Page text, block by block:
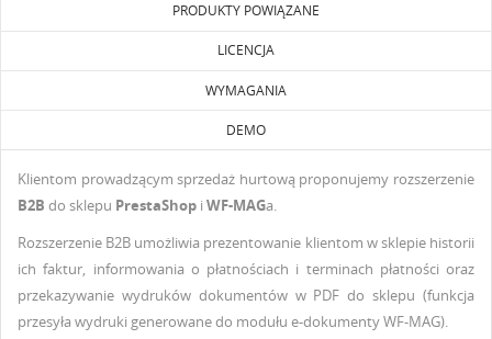
PRODUKTY POWIĄZANE
LICENCJA
WYMAGANIA
DEMO
Klientom prowadzącym sprzedaż hurtową proponujemy rozszerzenie
B2B do sklepu PrestaShop i WF-MAGa.
Rozszerzenie B2B umożliwia prezentowanie klientom w sklepie historii
ich faktur, informowania o płatnościach i terminach płatności oraz
przekazywanie wydruków dokumentów w PDF do sklepu (funkcja
przesyła wydruki generowane do modułu e-dokumenty WF-MAG).
DODAJ DO LISTY ŻYCZEŃ
UTWÓRZ LISTĘ ŻYCZEŃ
ZALOGUJ SIĘ
liście życzeń.
Anuluj Zaloguj się